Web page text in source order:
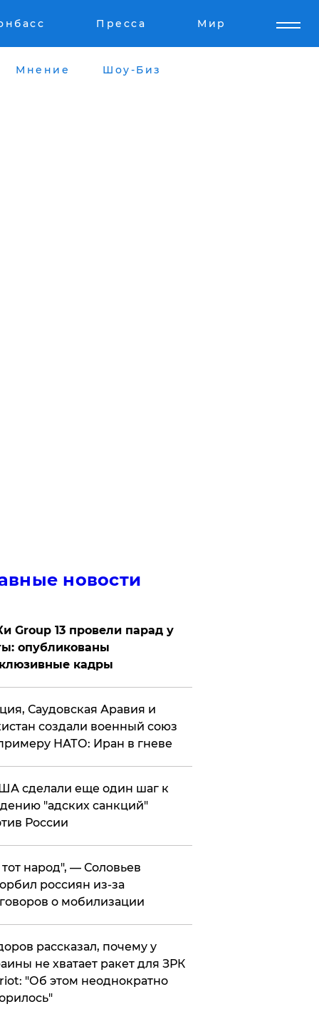
Пресса Мир
Мнение Шоу-Биз
новости
Group 13 провели парад у
опубликованы
кадры
Саудовская Аравия и
создали военный союз
НАТО: Иран в гневе
сделали еще один шаг к
"адских санкций"
России
народ", — Соловьев
россиян из-за
о мобилизации
рассказал, почему у
не хватает ракет для ЗРК
"Об этом неоднократно